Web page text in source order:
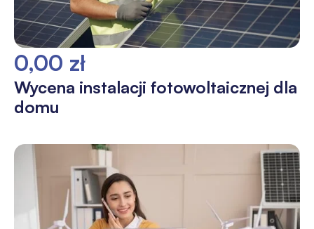
0,00 zł
Wycena instalacji fotowoltaicznej dla
domu